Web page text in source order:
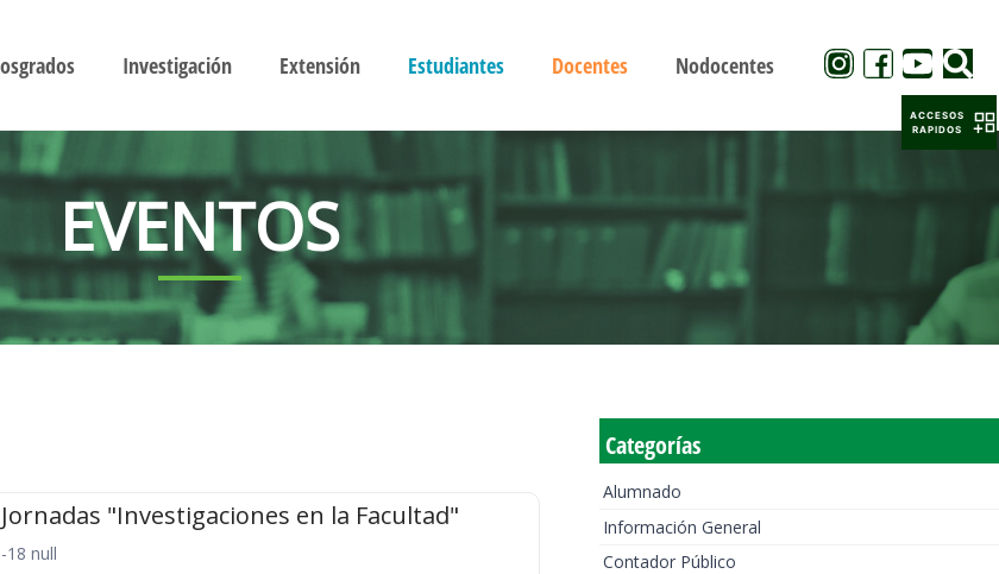
Investigación Extensión Estudiantes Docentes Nodocentes
EVENTOS
Jornadas "Investigaciones en la Facultad"
18 null
Categorías
Alumnado
Información General
Contador Público
ACCESOS
RAPIDOS